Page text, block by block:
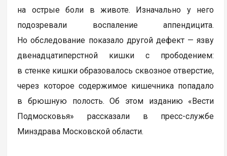
на острые боли в животе. Изначально у него
подозревали воспаление аппендицита.
Но обследование показало другой дефект — язву
двенадцатиперстной кишки с прободением:
в стенке кишки образовалось сквозное отверстие,
через которое содержимое кишечника попадало
в брюшную полость. Об этом изданию «Вести
Подмосковья» рассказали в пресс-службе
Минздрава Московской области.